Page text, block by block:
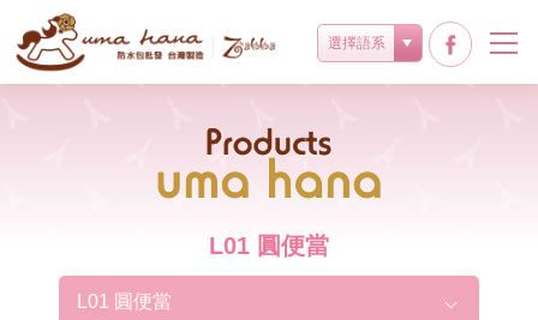
選擇語系
Products
L01 圓便當
L01 圓便當